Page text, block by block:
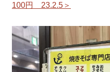
100円 23.2.5＞